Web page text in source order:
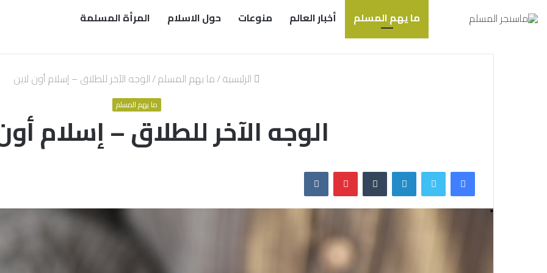
ما يهم المسلم أخبار العالم منوعات حول الاسلام المرأة المسلمة
الرئيسية/ما يهم المسلم/الوجه الآخر للطلاق – إسلام أون لاين
ما يهم المسلم
الوجه الآخر للطلاق – إسلام
فيسبوكتويتر لينكدإن بينتيريست